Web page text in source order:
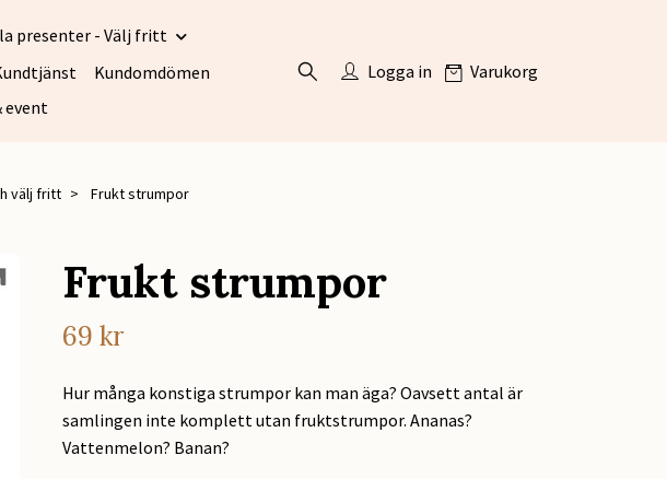
presenter - Välj fritt
Kundomdömen
event
Logga in Varukorg
välj fritt Frukt strumpor
Frukt strumpor
69 kr
Hur många konstiga strumpor kan man äga? Oavsett antal är
samlingen inte komplett utan fruktstrumpor. Ananas?
Vattenmelon? Banan?